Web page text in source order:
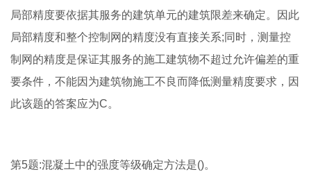
局部精度要依据其服务的建筑单元的建筑限差来确定。因此
局部精度和整个控制网的精度没有直接关系;同时，测量控
制网的精度是保证其服务的施工建筑物不超过允许偏差的重
要条件，不能因为建筑物施工不良而降低测量精度要求，因
此该题的答案应为C。
第5题:混凝土中的强度等级确定方法是()。